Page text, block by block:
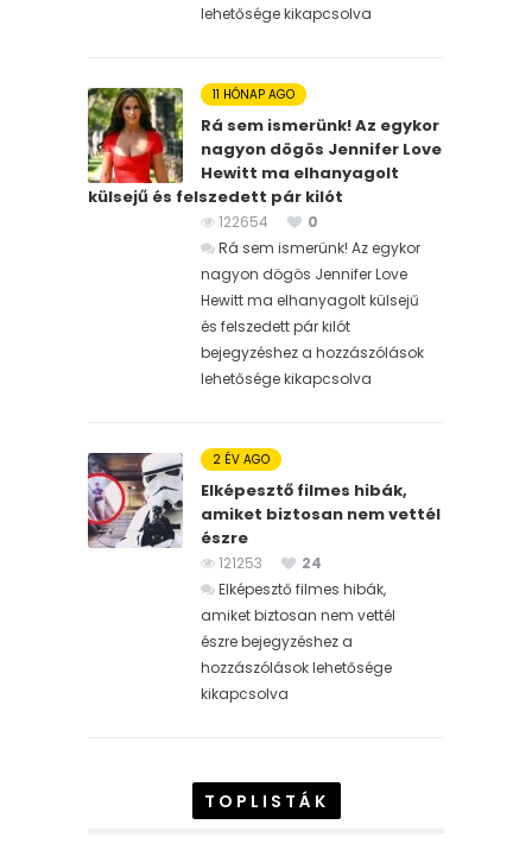
lehetősége kikapcsolva
11 HÓNAP AGO
Rá sem ismerünk! Az egykor
nagyon dögös Jennifer Love
Hewitt ma elhanyagolt
külsejű és felszedett pár kilót
122654
0
Rá sem ismerünk! Az egykor
nagyon dögös Jennifer Love
Hewitt ma elhanyagolt külsejű
és felszedett pár kilót
bejegyzéshez a hozzászólások
lehetősége kikapcsolva
2 ÉV AGO
Elképesztő filmes hibák,
amiket biztosan nem vettél
észre
121253
24
Elképesztő filmes hibák,
amiket biztosan nem vettél
észre bejegyzéshez a
hozzászólások lehetősége
kikapcsolva
TOPLISTÁK